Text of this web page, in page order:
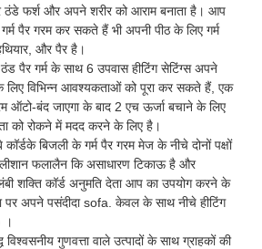
ठंडे फर्श और अपने शरीर को आराम बनाता है। आप
पैर गरम कर सकते हैं भी अपनी पीठ के लिए गर्म
और पैर है।
पैर गर्म के साथ 6 उपवास हीटिंग सेटिंग्स अपने
लिए विभिन्न आवश्यकताओं को पूरा कर सकते हैं, एक
ऑटो-बंद जाएगा के बाद 2 एच ऊर्जा बचाने के लिए
रोकने में मदद करने के लिए है।
बिजली के गर्म पैर गरम मेज के नीचे दोनों पक्षों
फलालैन कि असाधारण टिकाऊ है और
शक्ति कॉर्ड अनुमति देता आप का उपयोग करने के
पर अपने पसंदीदा sofa. केवल के साथ नीचे हीटिंग
।
विश्वसनीय गुणवत्ता वाले उत्पादों के साथ ग्राहकों की